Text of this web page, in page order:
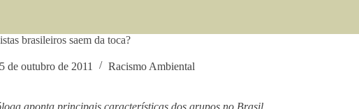
brasileiros saem da toca?
de outubro de 2011 Racismo Ambiental
aponta principais características dos grupos no Brasil